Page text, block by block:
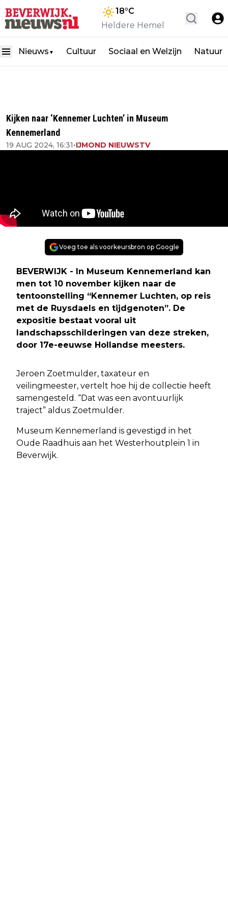
18°C
Heldere Hemel
Nieuws ▼ Cultuur Sociaal en Welzijn Natuur
Kijken naar ‘Kennemer Luchten’ in Museum
Kennemerland
19 AUG 2024, 16:31•IJMOND NIEUWSTV
Voeg toe als voorkeursbron op Google
BEVERWIJK - In Museum Kennemerland kan
men tot 10 november kijken naar de
tentoonstelling “Kennemer Luchten, op reis
met de Ruysdaels en tijdgenoten”. De
expositie bestaat vooral uit
landschapsschilderingen van deze streken,
door 17e-eeuwse Hollandse meesters.
Jeroen Zoetmulder, taxateur en
veilingmeester, vertelt hoe hij de collectie heeft
samengesteld. “Dat was een avontuurlijk
traject” aldus Zoetmulder.
Museum Kennemerland is gevestigd in het
Oude Raadhuis aan het Westerhoutplein 1 in
Beverwijk.